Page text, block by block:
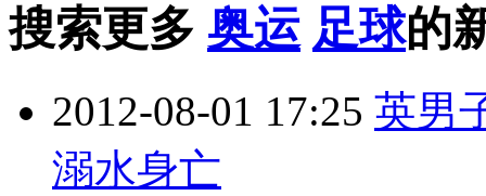
搜索更多 奥运 足球的
2012-08-01 17:25 英男
溺水身亡